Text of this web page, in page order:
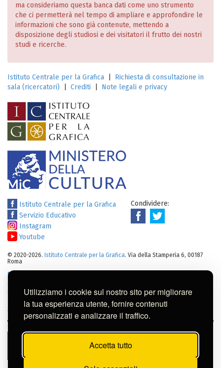
Utilizziamo i cookie sul nostro sito per migliorare
la tua esperienza utente, fornire contenuti
personalizzati e analizzare il traffico.
Accetta tutto
ma consideriamo questa banca dati come uno strumento
che ci permetterà nel tempo di ampliare e approfondire le
informazioni che sono già contenute, mettendo a
disposizione degli studiosi e dei visitatori il frutto dei nostri
studi e ricerche.
Istituto Centrale per la Grafica
Richiesta di consultazione in
sala (ricercatori)
Crediti Note legali e privacy
Istituto Centrale per la Grafica
Servizio Educativo
Instagram
Youtube
Condividere:
© 2020-2026. Istituto Centrale per la Grafica. Via della Stamperia 6, 00187
Roma
Note legali
altro materiale pubblicato su questo sito sono soggetti alle leggi sul
diritto di autore.
Per usi commerciali dei contenuti contattare l'Istituto:
gr@cultura.gov.it